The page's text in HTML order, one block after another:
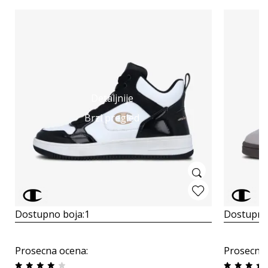
Detaljnije
Brzi pregled
Dostupno boja:1
Prosecna ocena: